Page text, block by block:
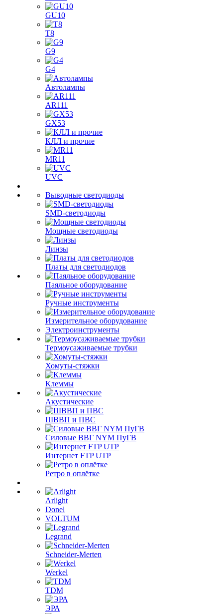
GU10
T8
G9
G4
Автолампы
AR111
GX53
КЛЛ и прочие
MR11
UVC
Выводные светодиоды
SMD-светодиоды
Мощные светодиоды
Линзы
Платы для светодиодов
Паяльное оборудование
Ручные инструменты
Измерительное оборудование
Электроинструменты
Термоусаживаемые трубки
Хомуты-стяжки
Клеммы
Акустические
ШВВП и ПВС
Силовые ВВГ NYM ПуГВ
Интернет FTP UTP
Ретро в оплётке
Arlight
Donel
VOLTUM
Legrand
Schneider-Merten
Werkel
TDM
ЭРА